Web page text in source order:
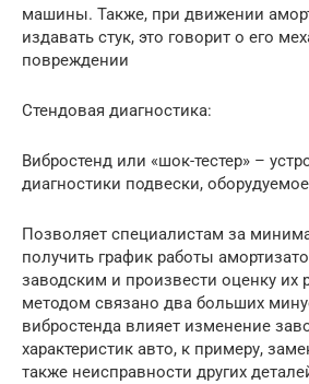
машины. Также, при движении
издавать стук, это говорит о его
повреждении
Стендовая диагностика:
Вибростенд или «шок-тестер» –
диагностики подвески,
Позволяет специалистам за
получить график работы
заводским и произвести оценку их
методом связано два больших
вибростенда влияет изменение
характеристик авто, к примеру,
также неисправности других